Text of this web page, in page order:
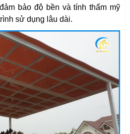
bảo độ bền và tính thẩm mỹ
sử dụng lâu dài.